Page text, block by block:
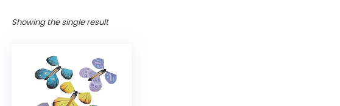
Showing the single result